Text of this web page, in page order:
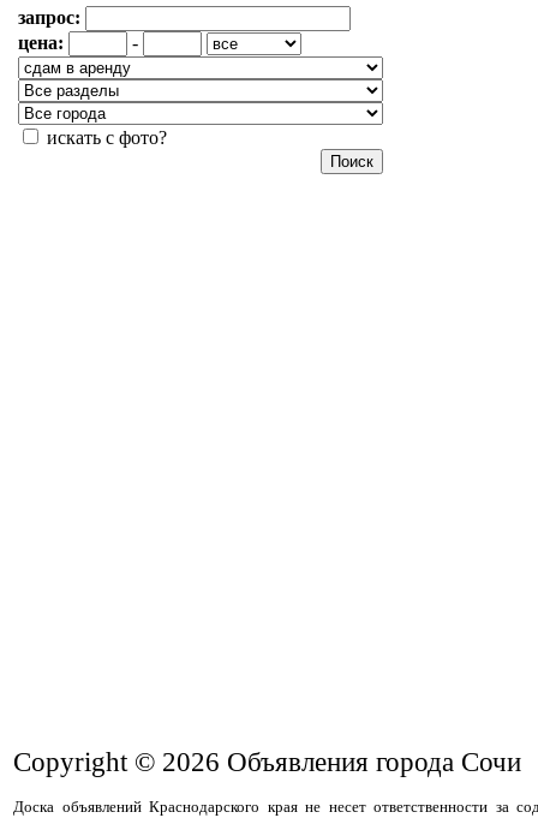
запрос:
цена:
-
искать с фото?
Copyright © 2026 Объявления города Сочи
Доска объявлений Краснодарского края не несет ответственности за